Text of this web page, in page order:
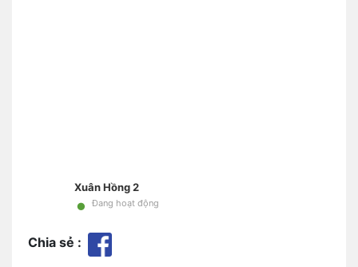
Xuân Hồng 2
• Đang hoạt động
Chia sẻ :